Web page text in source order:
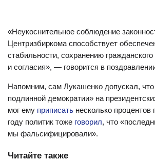
«Неукоснительное соблюдение
Центризбиркома способствует
стабильности, сохранению
и согласия», — говорится в
Напомним, сам Лукашенко допускал, что
подлинной демократии» на
мог ему приписать несколько процентов
году политик тоже говорил, что
мы фальсифицировали».
Читайте также